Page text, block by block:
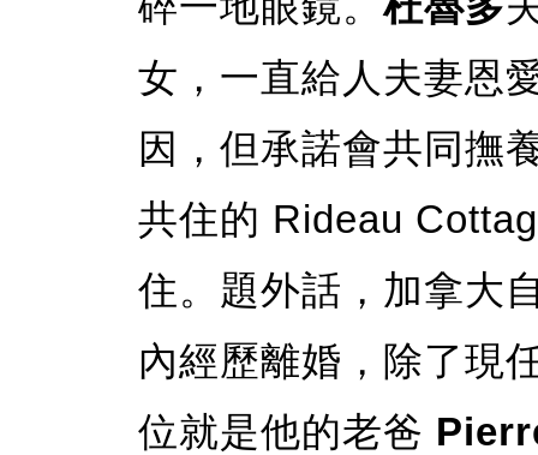
女，一直給人夫妻恩
因，但承諾會共同撫
共住的 Rideau
住。題外話，加拿大
內經歷離婚，除了現
位就是他的老爸